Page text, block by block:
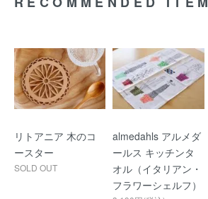
リトアニア 木のコ
ースター
SOLD OUT
almedahls アルメダ
ールス キッチンタ
オル（イタリアン・
フラワーシェルフ）